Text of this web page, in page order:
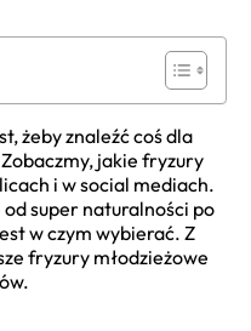
żeby znaleźć coś dla
jakie fryzury
i w social mediach.
super naturalności po
w czym wybierać. Z
fryzury młodzieżowe